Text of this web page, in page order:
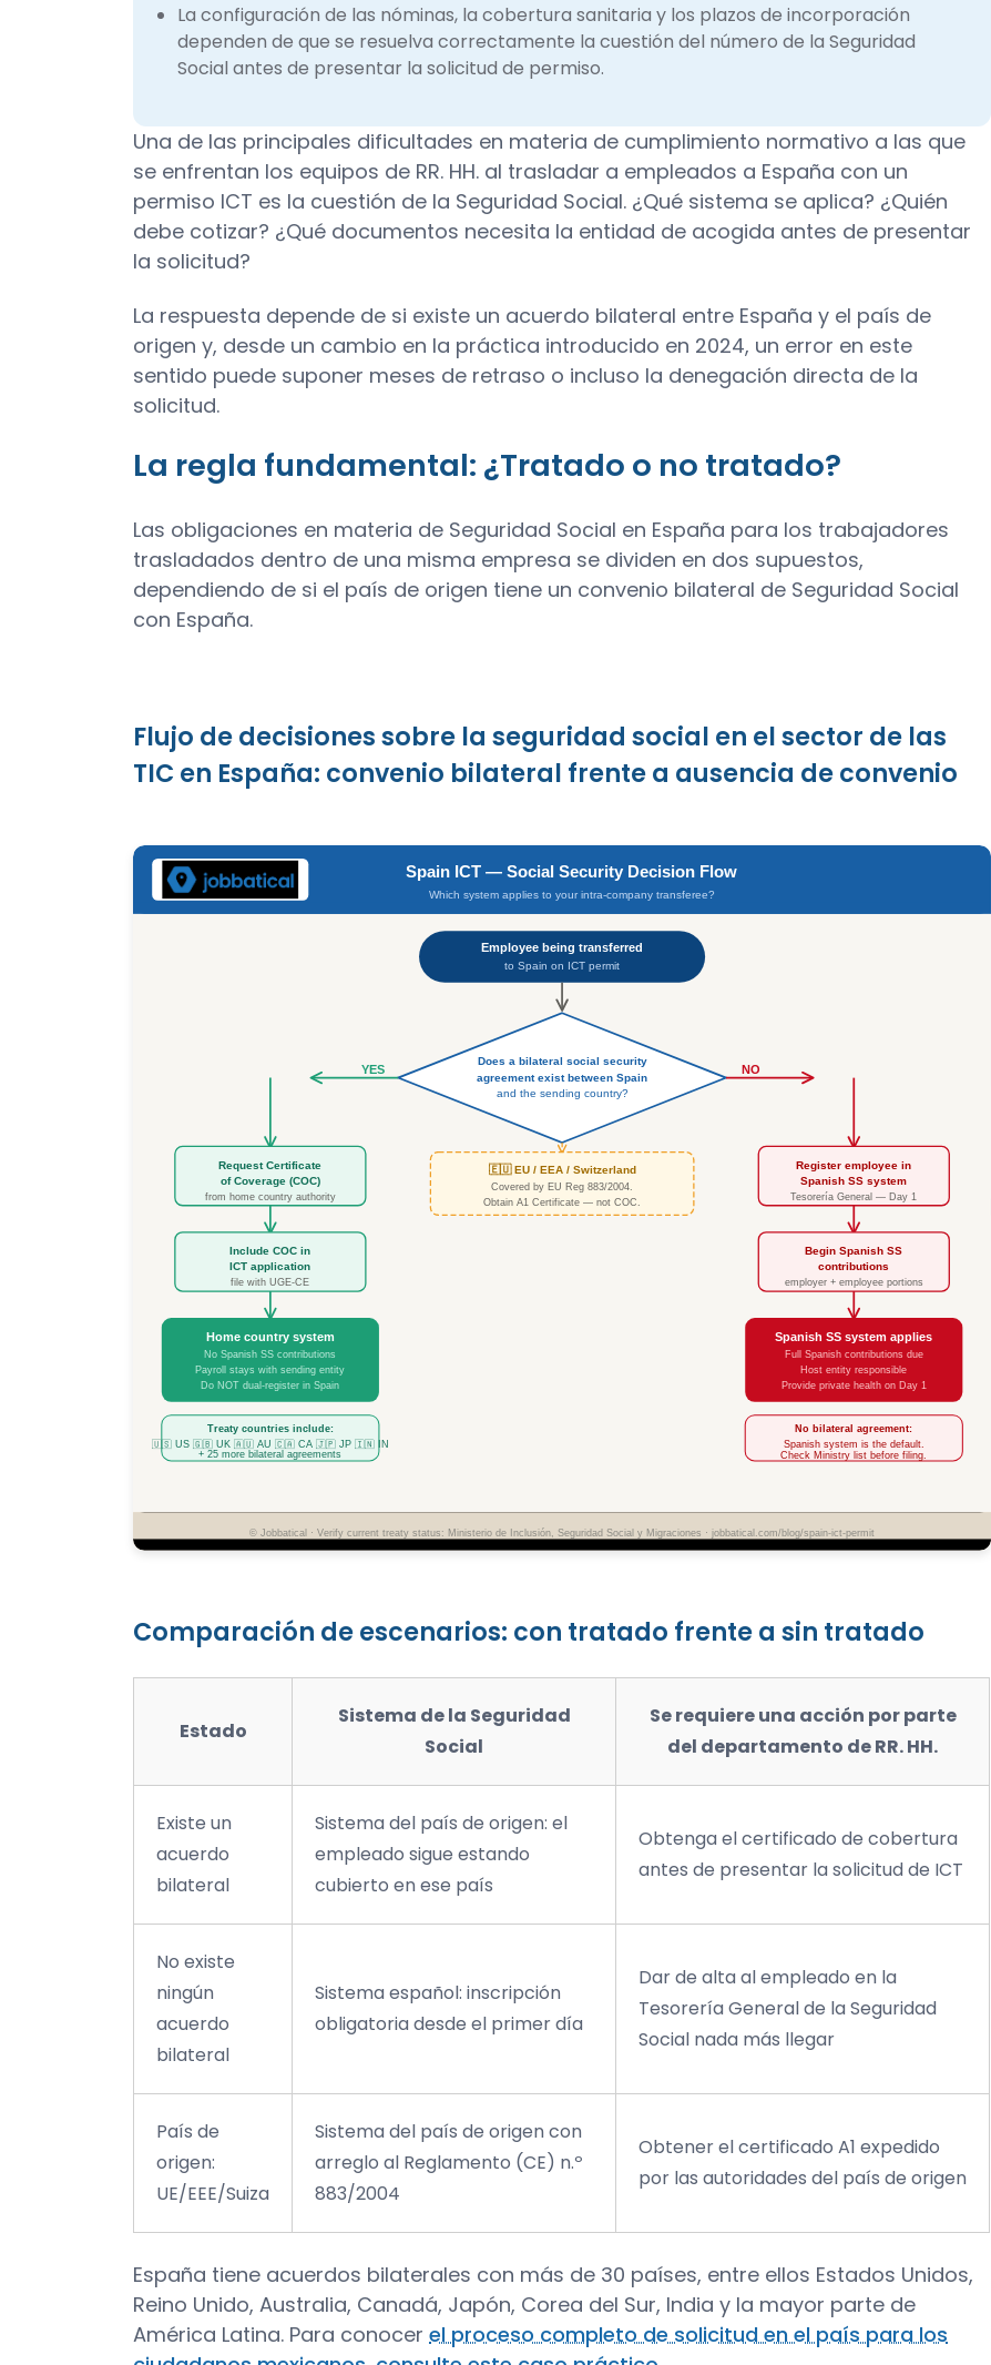
La configuración de las nóminas, la cobertura sanitaria y los plazos de incorporación
dependen de que se resuelva correctamente la cuestión del número de la Seguridad
Social antes de presentar la solicitud de permiso.
Una de las principales dificultades en materia de cumplimiento normativo a las que
se enfrentan los equipos de RR. HH. al trasladar a empleados a España con un
permiso ICT es la cuestión de la Seguridad Social. ¿Qué sistema se aplica? ¿Quién
debe cotizar? ¿Qué documentos necesita la entidad de acogida antes de presentar
la solicitud?
La respuesta depende de si existe un acuerdo bilateral entre España y el país de
origen y, desde un cambio en la práctica introducido en 2024, un error en este
sentido puede suponer meses de retraso o incluso la denegación directa de la
solicitud.
La regla fundamental: ¿Tratado o no tratado?
Las obligaciones en materia de Seguridad Social en España para los trabajadores
trasladados dentro de una misma empresa se dividen en dos supuestos,
dependiendo de si el país de origen tiene un convenio bilateral de Seguridad Social
con España.
Flujo de decisiones sobre la seguridad social en el sector de las
TIC en España: convenio bilateral frente a ausencia de convenio
Comparación de escenarios: con tratado frente a sin tratado
Estado
Sistema de la Seguridad
Social
Se requiere una acción por parte
del departamento de RR. HH.
Existe un
acuerdo
bilateral
Sistema del país de origen: el
empleado sigue estando
cubierto en ese país
Obtenga el certificado de cobertura
antes de presentar la solicitud de ICT
No existe
ningún
acuerdo
bilateral
Sistema español: inscripción
obligatoria desde el primer día
Dar de alta al empleado en la
Tesorería General de la Seguridad
Social nada más llegar
País de
origen:
UE/EEE/Suiza
Sistema del país de origen con
arreglo al Reglamento (CE) n.º
883/2004
Obtener el certificado A1 expedido
por las autoridades del país de origen
España tiene acuerdos bilaterales con más de 30 países, entre ellos Estados Unidos,
Reino Unido, Australia, Canadá, Japón, Corea del Sur, India y la mayor parte de
América Latina. Para conocerel proceso completo de solicitud en el país para los